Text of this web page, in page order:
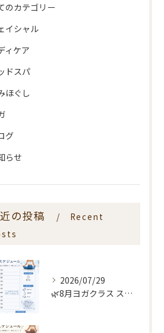
のカテゴリー
イシャル
ィケア
ドスパ
ほぐし
グ
らせ
の投稿
Recent
2026/07/29
🌿8月ヨガクラス スケジュールのお知らせ🌿